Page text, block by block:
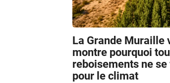
La Grande Muraille
montre pourquoi
reboisements ne
pour le climat